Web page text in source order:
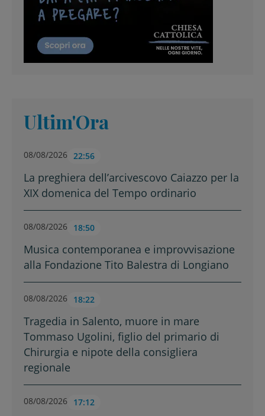
Ultim'Ora
08/08/2026 22:56
La preghiera dell’arcivescovo Caiazzo per la
XIX domenica del Tempo ordinario
08/08/2026 18:50
Musica contemporanea e improvvisazione
alla Fondazione Tito Balestra di Longiano
08/08/2026 18:22
Tragedia in Salento, muore in mare
Tommaso Ugolini, figlio del primario di
Chirurgia e nipote della consigliera
regionale
08/08/2026 17:12